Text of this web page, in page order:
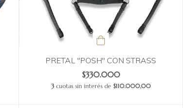
PRETAL "POSH" CON STRASS
$330.000
3cuotas sin interés de $110.000,00